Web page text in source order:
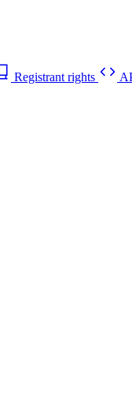
Registrant rights